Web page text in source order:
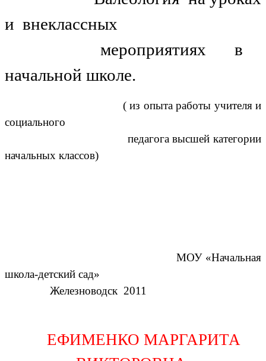
и внеклассных
мероприятиях в
начальной школе.
( из опыта работы учителя и
социального
педагога высшей категории
начальных классов)
МОУ «Начальная
школа-детский сад»
Железноводск 2011
ЕФИМЕНКО МАРГАРИТА